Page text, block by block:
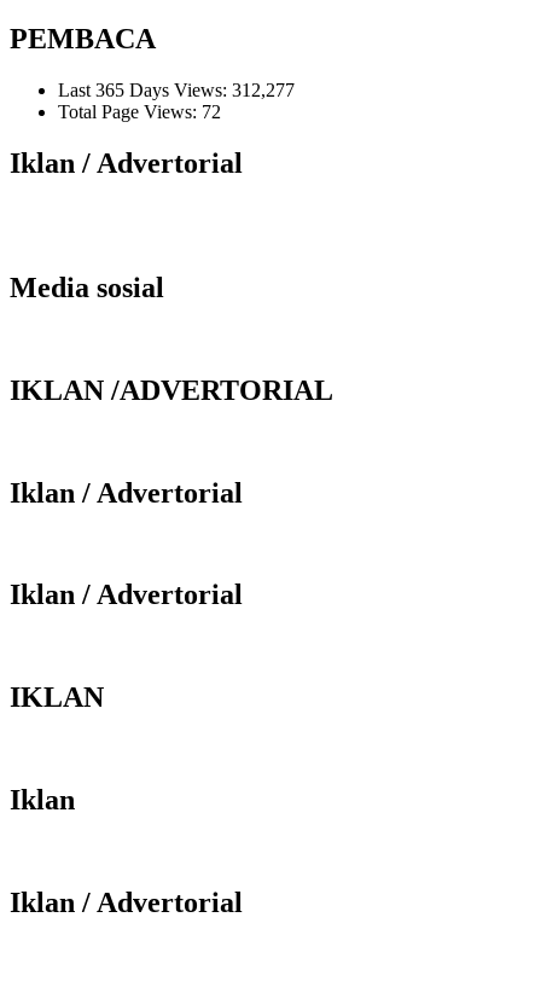
PEMBACA
Last 365 Days Views: 312,277
Total Page Views: 72
Iklan / Advertorial
Media sosial
IKLAN /ADVERTORIAL
Iklan / Advertorial
Iklan / Advertorial
IKLAN
Iklan
Iklan / Advertorial